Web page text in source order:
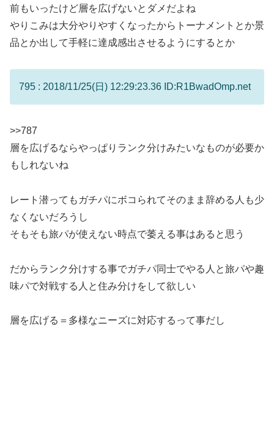
前もいったけど層を広げないとダメだよね
やりこみは大分やりやすくなったからトーナメントとか景
品とか出して手軽に達成感出させるようにするとか
795 : 2018/11/25(日) 12:29:23.36 ID:R1BwadOmp.net
>>787
層を広げるならやっぱりランク分けみたいなものが必要か
もしれないね
レート潜ってもガチパにボコられてそのまま辞める人も少
なくないだろうし
そもそも旅パが使えない時点で萎える事はあると思う
だからランク分けする事でガチパ同士でやる人と旅パや趣
味パで対戦する人と住み分けをして欲しい
層を広げる＝多様なニーズに対応するって事だし